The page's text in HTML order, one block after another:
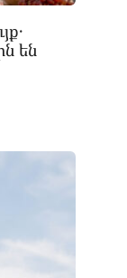
են